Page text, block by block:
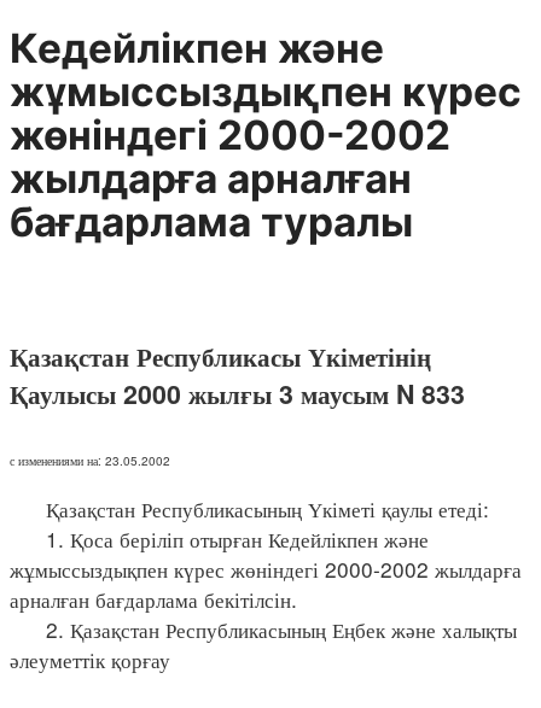
Кедейлікпен және
жұмыссыздықпен күрес
жөніндегі 2000-2002
жылдарға арналған
бағдарлама туралы
Қазақстан Республикасы Үкіметінің
Қаулысы 2000 жылғы 3 маусым N 833
с изменениями на: 23.05.2002
Қазақстан Республикасының Үкіметі қаулы етеді:
1. Қоса беріліп отырған Кедейлікпен және
жұмыссыздықпен күрес жөніндегі 2000-2002 жылдарға
арналған бағдарлама бекітілсін.
2. Қазақстан Республикасының Еңбек және халықты
әлеуметтік қорғау